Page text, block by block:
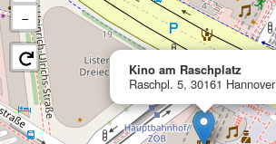
Kino am Raschplatz
Raschpl. 5, 30161 Hannover
−